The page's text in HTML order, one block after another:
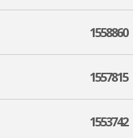
1558860
1557815
1553742